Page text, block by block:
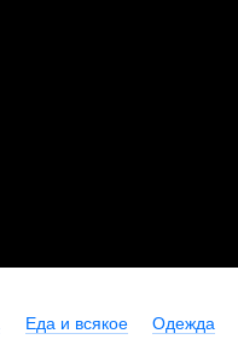
Еда и всякое Одежда